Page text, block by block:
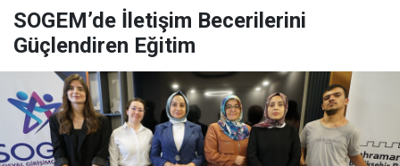
SOGEM’de İletişim Becerilerini
Güçlendiren Eğitim